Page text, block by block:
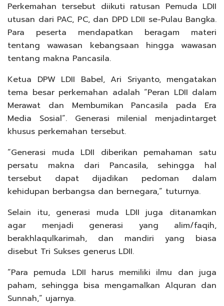
Perkemahan tersebut diikuti ratusan Pemuda LDII
utusan dari PAC, PC, dan DPD LDII se-Pulau Bangka.
Para peserta mendapatkan beragam materi
tentang wawasan kebangsaan hingga wawasan
tentang makna Pancasila.
Ketua DPW LDII Babel, Ari Sriyanto, mengatakan
tema besar perkemahan adalah “Peran LDII dalam
Merawat dan Membumikan Pancasila pada Era
Media Sosial”. Generasi milenial menjadintarget
khusus perkemahan tersebut.
“Generasi muda LDII diberikan pemahaman satu
persatu makna dari Pancasila, sehingga hal
tersebut dapat dijadikan pedoman dalam
kehidupan berbangsa dan bernegara,” tuturnya.
Selain itu, generasi muda LDII juga ditanamkan
agar menjadi generasi yang alim/faqih,
berakhlaqulkarimah, dan mandiri yang biasa
disebut Tri Sukses generus LDII.
“Para pemuda LDII harus memiliki ilmu dan juga
paham, sehingga bisa mengamalkan Alquran dan
Sunnah,” ujarnya.